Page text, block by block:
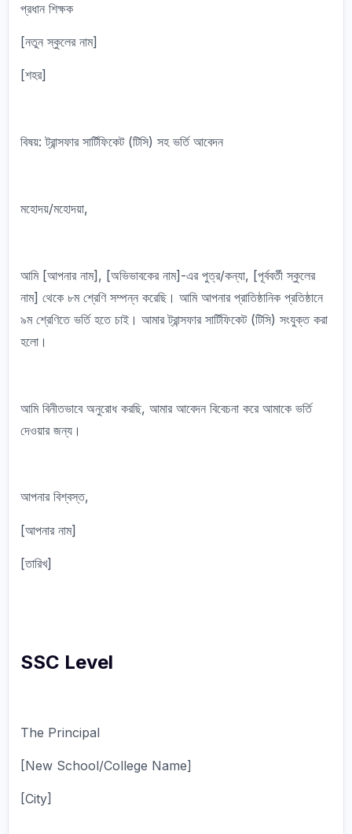
প্রধান শিক্ষক
[নতুন স্কুলের নাম]
[শহর]
বিষয়: ট্রান্সফার সার্টিফিকেট (টিসি) সহ ভর্তি আবেদন
মহোদয়/মহোদয়া,
আমি [আপনার নাম], [অভিভাবকের নাম]-এর পুত্র/কন্যা, [পূর্ববর্তী স্কুলের
নাম] থেকে ৮ম শ্রেণি সম্পন্ন করেছি। আমি আপনার প্রাতিষ্ঠানিক প্রতিষ্ঠানে
৯ম শ্রেণিতে ভর্তি হতে চাই। আমার ট্রান্সফার সার্টিফিকেট (টিসি) সংযুক্ত করা
হলো।
আমি বিনীতভাবে অনুরোধ করছি, আমার আবেদন বিবেচনা করে আমাকে ভর্তি
দেওয়ার জন্য।
আপনার বিশ্বস্ত,
[আপনার নাম]
[তারিখ]
SSC Level
The Principal
[New School/College Name]
[City]